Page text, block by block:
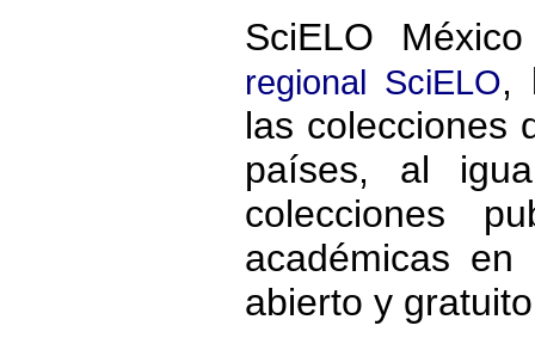
SciELO
regional SciELO,
las colecciones
países, al
colecciones
académicas
abierto y